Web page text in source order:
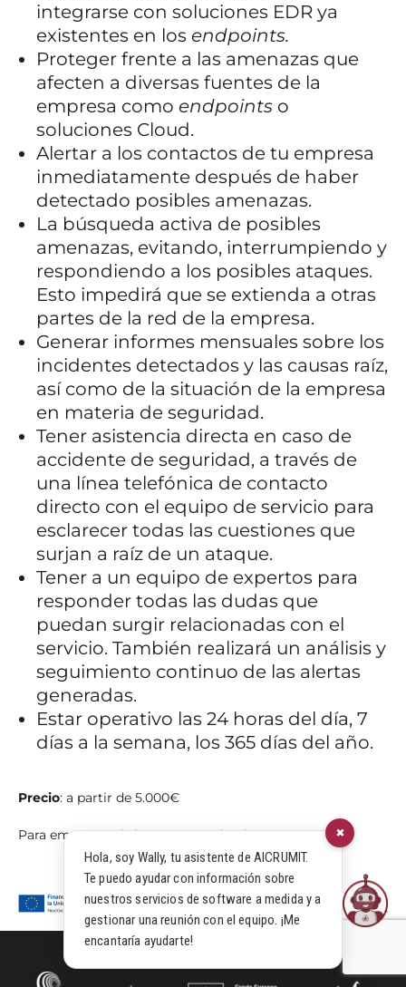
integrarse con soluciones EDR ya
existentes en los endpoints.
Proteger frente a las amenazas que
afecten a diversas fuentes de la
empresa como endpoints o
soluciones Cloud.
Alertar a los contactos de tu empresa
inmediatamente después de haber
detectado posibles amenazas.
La búsqueda activa de posibles
amenazas, evitando, interrumpiendo y
respondiendo a los posibles ataques.
Esto impedirá que se extienda a otras
partes de la red de la empresa.
Generar informes mensuales sobre los
incidentes detectados y las causas raíz,
así como de la situación de la empresa
en materia de seguridad.
Tener asistencia directa en caso de
accidente de seguridad, a través de
una línea telefónica de contacto
directo con el equipo de servicio para
esclarecer todas las cuestiones que
surjan a raíz de un ataque.
Tener a un equipo de expertos para
responder todas las dudas que
puedan surgir relacionadas con el
servicio. También realizará un análisis y
seguimiento continuo de las alertas
generadas.
Estar operativo las 24 horas del día, 7
días a la semana, los 365 días del año.
Precio: a partir de 5.000€
Para empresas de hasta 50 empleados ×
Hola, soy Wally, tu asistente de AICRUMIT.
Te puedo ayudar con información sobre
nuestros servicios de software a medida y a
gestionar una reunión con el equipo. ¡Me
encantaría ayudarte!